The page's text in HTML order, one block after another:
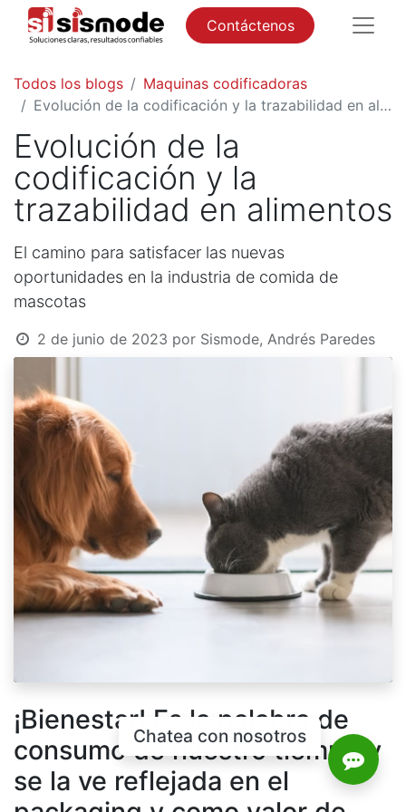
Contáctenos
Todos los blogs
Maquinas codificadoras
Evolución de la codificación y la trazabilidad en alimentos
Evolución de la
codificación y la
trazabilidad en alimentos
El camino para satisfacer las nuevas
oportunidades en la industria de comida de
mascotas
2 de junio de 2023 por Sismode, Andrés Paredes
¡Bienestar! Es la palabra de
consumo de nuestro tiempo y
se la ve reflejada en el
Chatea con nosotros